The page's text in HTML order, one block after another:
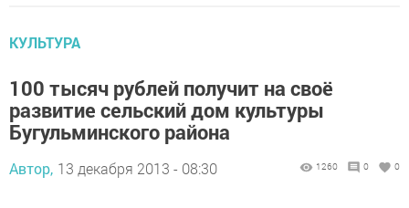
КУЛЬТУРА
100 тысяч рублей получит на своё
развитие сельский дом культуры
Бугульминского района
Автор, 13 декабря 2013 - 08:30 1260 0 0